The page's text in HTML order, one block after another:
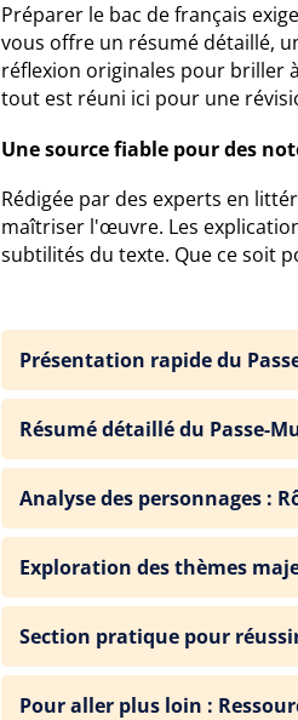
Préparer le bac de français
vous offre un résumé détaillé,
réflexion originales pour briller
tout est réuni ici pour une
Une source fiable pour des
Rédigée par des experts en
maîtriser l'œuvre. Les
subtilités du texte. Que ce soit
Présentation rapide du
Résumé détaillé du Passe-
Analyse des personnages :
Exploration des thèmes
Section pratique pour
Pour aller plus loin :